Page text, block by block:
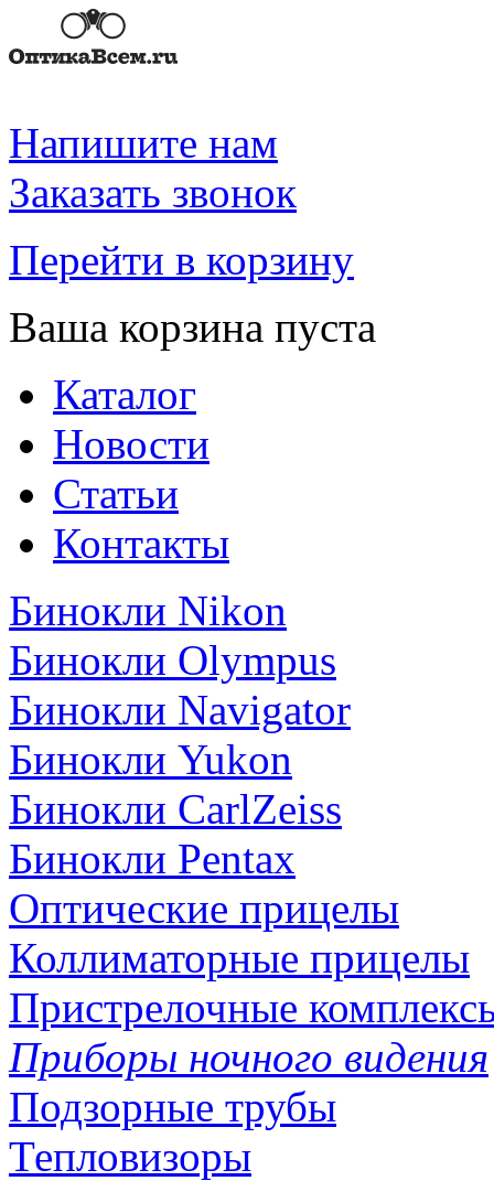
Напишите нам
Заказать звонок
Перейти в корзину
Ваша корзина пуста
Каталог
Новости
Статьи
Контакты
Бинокли Nikon
Бинокли Olympus
Бинокли Navigator
Бинокли Yukon
Бинокли CarlZeiss
Бинокли Pentax
Оптические прицелы
Коллиматорные прицелы
Пристрелочные
Приборы ночного видения
Подзорные трубы
Тепловизоры